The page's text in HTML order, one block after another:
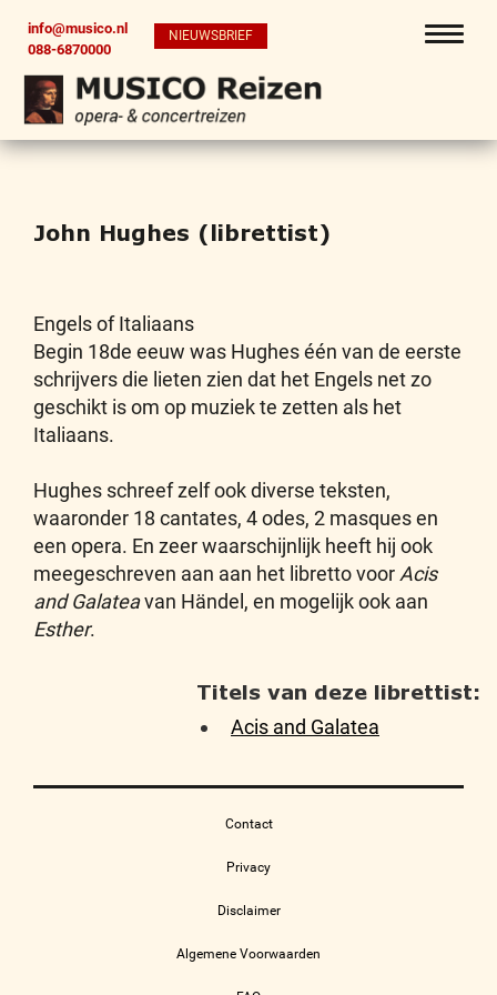
info@musico.nl
088-6870000
NIEUWSBRIEF
John Hughes (librettist)
Engels of Italiaans
Begin 18de eeuw was Hughes één van de eerste
schrijvers die lieten zien dat het Engels net zo
geschikt is om op muziek te zetten als het
Italiaans.
Hughes schreef zelf ook diverse teksten,
waaronder 18 cantates, 4 odes, 2 masques en
een opera. En zeer waarschijnlijk heeft hij ook
meegeschreven aan aan het libretto voor Acis
and Galateavan Händel, en mogelijk ook aan
Esther.
Titels van deze librettist:
Acis and Galatea
Contact
Privacy
Disclaimer
Algemene Voorwaarden